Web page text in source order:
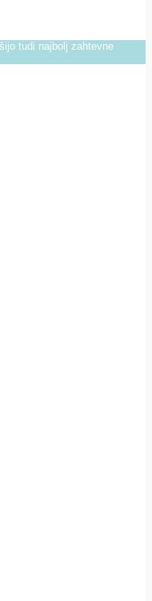
tudi najbolj zahtevne